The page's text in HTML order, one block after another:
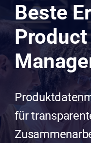
Beste
Product
für